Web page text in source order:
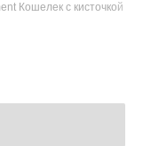
Кошелек с кисточкой